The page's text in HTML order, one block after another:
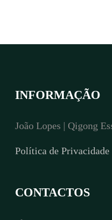
INFORMAÇÃO
João Lopes | Qigong
Política de Privacidade
CONTACTOS